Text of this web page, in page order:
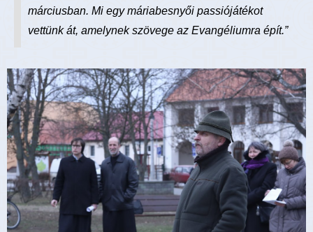
márciusban. Mi egy máriabesnyői passiójátékot
vettünk át, amelynek szövege az Evangéliumra épít.”